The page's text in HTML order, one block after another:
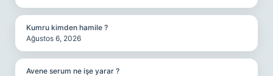
Kumru kimden hamile ?
Ağustos 6, 2026
Avene serum ne işe yarar ?